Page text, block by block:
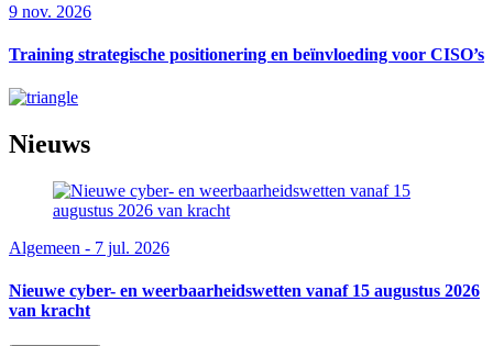
9 nov. 2026
Training strategische positionering en beïnvloeding voor CISO’s
Nieuws
Algemeen - 7 jul. 2026
Nieuwe cyber- en weerbaarheidswetten vanaf 15 augustus 2026
van kracht